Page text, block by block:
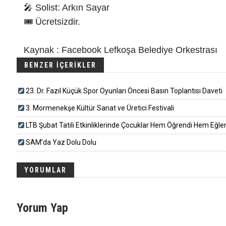
🎤 Solist: Arkın Sayar
🎟️ Ücretsizdir.
Kaynak : Facebook Lefkoşa Belediye Orkestrası
BENZER İÇERİKLER
23. Dr. Fazıl Küçük Spor Oyunları Öncesi Basın Toplantısı Daveti
3. Mormenekşe Kültür Sanat ve Üretici Festivali
LTB Şubat Tatili Etkinliklerinde Çocuklar Hem Öğrendi Hem
SAM’da Yaz Dolu Dolu
YORUMLAR
Yorum Yap